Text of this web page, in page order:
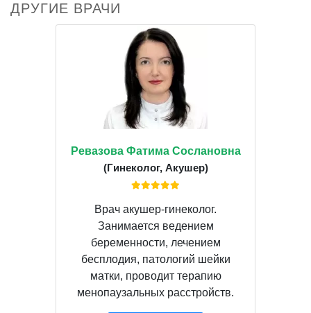
ДРУГИЕ ВРАЧИ
Ревазова Фатима Сослановна
(Гинеколог, Акушер)
Врач акушер-гинеколог.
Занимается ведением
беременности, лечением
бесплодия, патологий шейки
матки, проводит терапию
менопаузальных расстройств.